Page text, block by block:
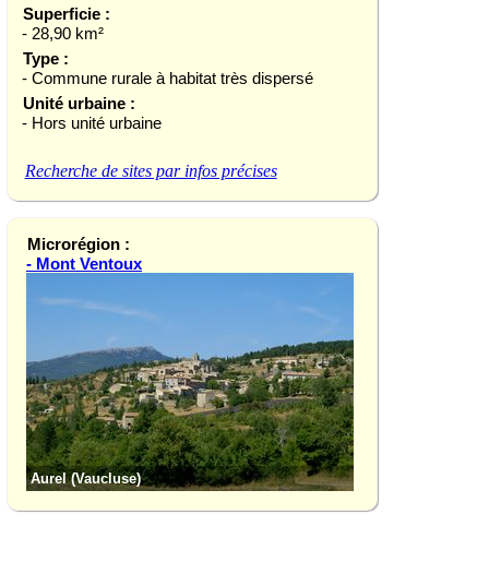
Superficie :
- 28,90 km²
Type :
- Commune rurale à habitat très dispersé
Unité urbaine :
- Hors unité urbaine
Recherche de sites par infos précises
Microrégion :
- Mont Ventoux
Aurel (Vaucluse)